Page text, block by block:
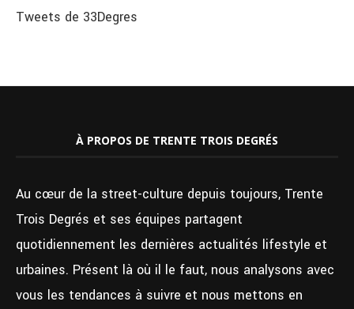
Tweets de 33Degres
À PROPOS DE TRENTE TROIS DEGRÉS
Au cœur de la street-culture depuis toujours, Trente
Trois Degrés et ses équipes partagent
quotidiennement les dernières actualités lifestyle et
urbaines. Présent là où il le faut, nous analysons avec
vous les tendances à suivre et nous mettons en